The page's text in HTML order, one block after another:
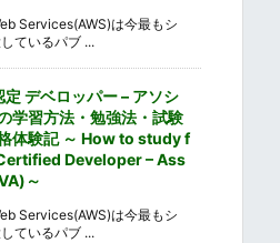
Services(AWS)は今最もシ
ているパブ ...
定 デベロッパー – アソシ
学習方法・勉強法・試験
体験記 ～ How to study f
Developer – Ass
～
Services(AWS)は今最もシ
ているパブ ...